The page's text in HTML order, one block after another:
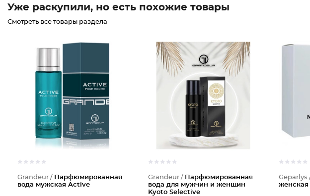
Уже раскупили, но есть похожие товары
Смотреть все товары раздела
Grandeur / Парфюмированная
вода мужская Active
Grandeur / Парфюмированная
вода для мужчин и женщин
Kyoto Selective
Geparlys